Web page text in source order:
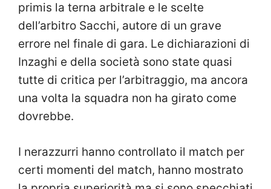
primis la terna arbitrale e le scelte
dell’arbitro Sacchi, autore di un grave
errore nel finale di gara. Le dichiarazioni di
Inzaghi e della società sono state quasi
tutte di critica per l’arbitraggio, ma ancora
una volta la squadra non ha girato come
dovrebbe.
I nerazzurri hanno controllato il match per
certi momenti del match, hanno mostrato